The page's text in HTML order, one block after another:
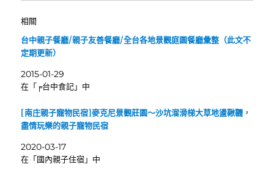
相關
台中親子餐廳/親子友善餐廳/全台各地景觀庭園餐廳彙整（此文不
定期更新）
2015-01-29
在「╒台中食記」中
[南庄親子寵物民宿]麥克尼景觀莊園～沙坑溜滑梯大草地盪鞦韆，
盡情玩樂的親子寵物民宿
2020-03-17
在「國內親子住宿」中